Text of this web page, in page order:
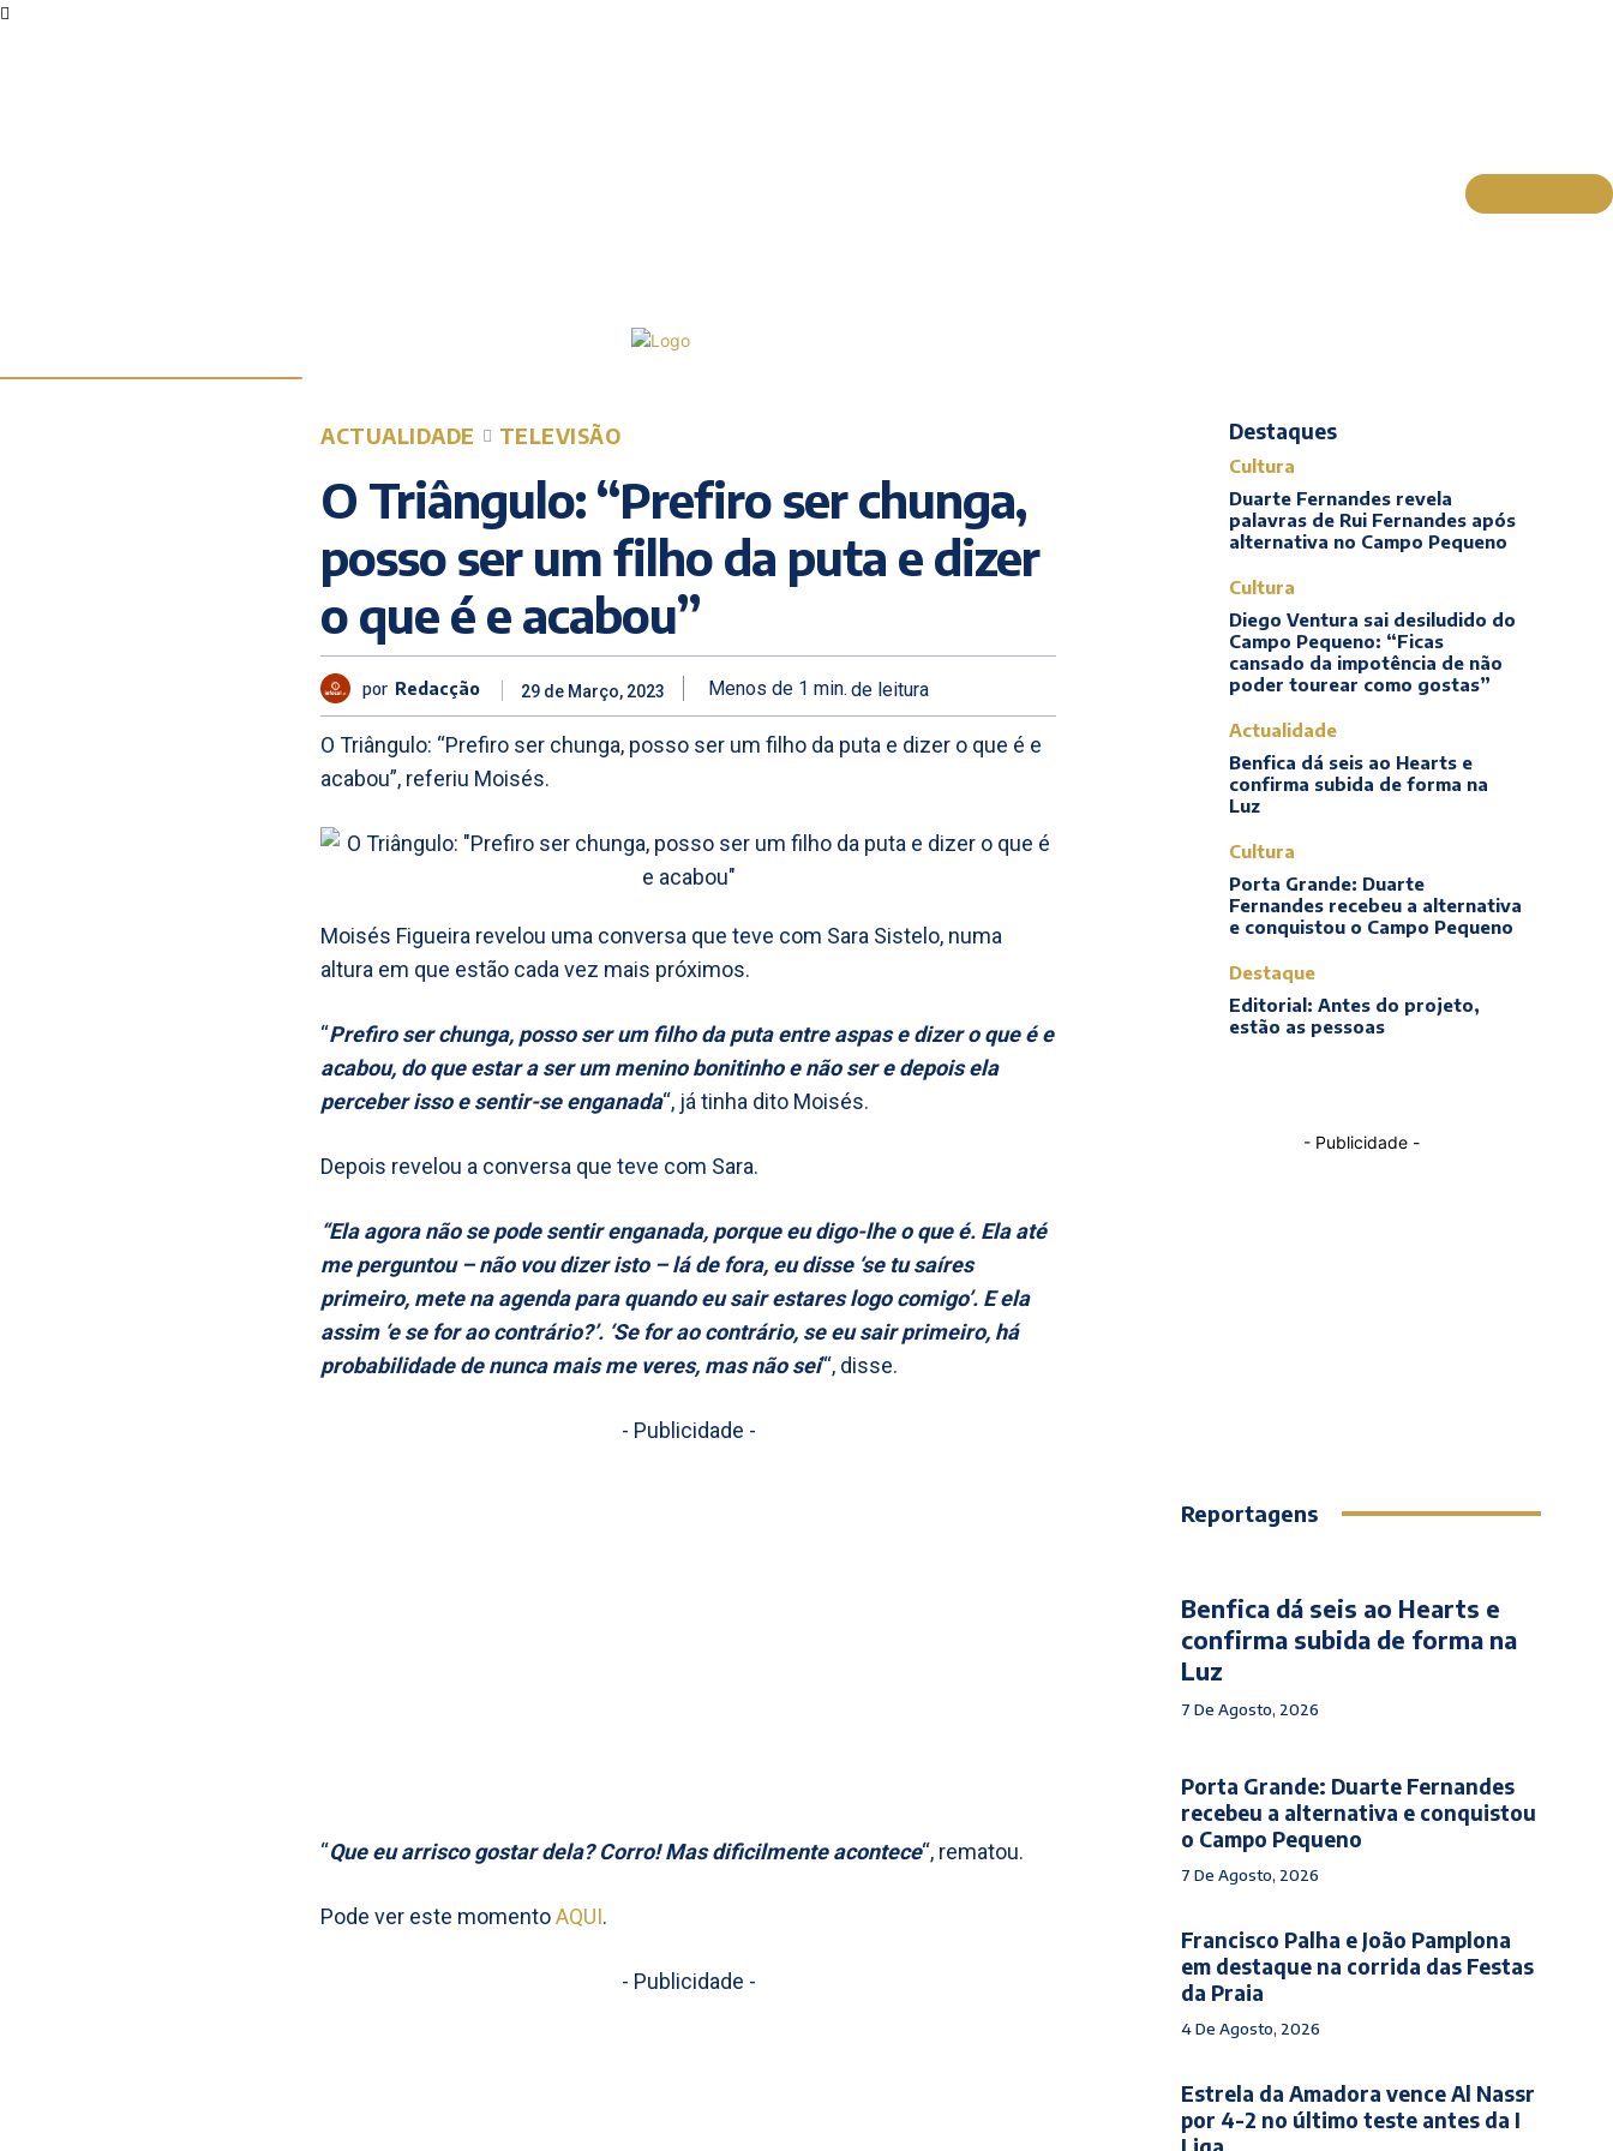
ACTUALIDADE TELEVISÃO
O Triângulo: “Prefiro ser chunga,
posso ser um filho da puta e dizer
o que é e acabou”
por Redacção 29 de Março, 2023 Menos de 1 min. de leitura
O Triângulo: “Prefiro ser chunga, posso ser um filho da puta e dizer o que é e
acabou”, referiu Moisés.
Moisés Figueira revelou uma conversa que teve com Sara Sistelo, numa
altura em que estão cada vez mais próximos.
“Prefiro ser chunga, posso ser um filho da puta entre aspas e dizer o que é e
acabou, do que estar a ser um menino bonitinho e não ser e depois ela
perceber isso e sentir-se enganada“, já tinha dito Moisés.
Depois revelou a conversa que teve com Sara.
“Ela agora não se pode sentir enganada, porque eu digo-lhe o que é. Ela até
me perguntou – não vou dizer isto – lá de fora, eu disse ‘se tu saíres
primeiro, mete na agenda para quando eu sair estares logo comigo’. E ela
assim ‘e se for ao contrário?’. ‘Se for ao contrário, se eu sair primeiro, há
probabilidade de nunca mais me veres, mas não sei’“, disse.
- Publicidade -
“Que eu arrisco gostar dela? Corro! Mas dificilmente acontece“, rematou.
Pode ver este momentoAQUI.
- Publicidade -
Destaques
Cultura
Duarte Fernandes revela
palavras de Rui Fernandes após
alternativa no Campo Pequeno
Cultura
Diego Ventura sai desiludido do
Campo Pequeno: “Ficas
cansado da impotência de não
poder tourear como gostas”
Actualidade
Benfica dá seis ao Hearts e
confirma subida de forma na
Luz
Cultura
Porta Grande: Duarte
Fernandes recebeu a alternativa
e conquistou o Campo Pequeno
Destaque
Editorial: Antes do projeto,
estão as pessoas
- Publicidade -
Reportagens
Benfica dá seis ao Hearts e
confirma subida de forma na
Luz
7 De Agosto, 2026
Porta Grande: Duarte Fernandes
recebeu a alternativa e conquistou
o Campo Pequeno
7 De Agosto, 2026
Francisco Palha e João Pamplona
em destaque na corrida das Festas
da Praia
4 De Agosto, 2026
Estrela da Amadora vence Al Nassr
por 4-2 no último teste antes da I